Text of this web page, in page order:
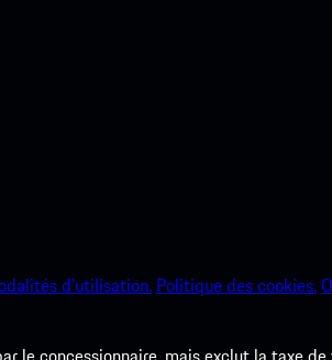
d’utilisation. Politique des cookies.